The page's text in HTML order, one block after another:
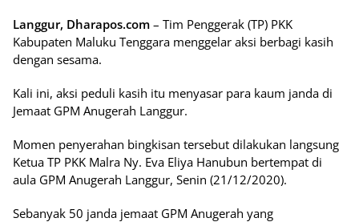
Langgur, Dharapos.com – Tim Penggerak (TP) PKK
Kabupaten Maluku Tenggara menggelar aksi berbagi kasih
dengan sesama.
Kali ini, aksi peduli kasih itu menyasar para kaum janda di
Jemaat GPM Anugerah Langgur.
Momen penyerahan bingkisan tersebut dilakukan langsung
Ketua TP PKK Malra Ny. Eva Eliya Hanubun bertempat di
aula GPM Anugerah Langgur, Senin (21/12/2020).
Sebanyak 50 janda jemaat GPM Anugerah yang